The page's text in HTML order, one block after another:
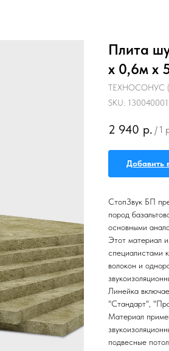
Плита
х 0,6м х
ТЕХНОСОНУС
SKU:
2 940 р. / 1
Добавить
СтопЗвук БП
пород
основными
Этот материал
специалистами
волокон и
Линейка
"Стандарт",
Материал
подвесные